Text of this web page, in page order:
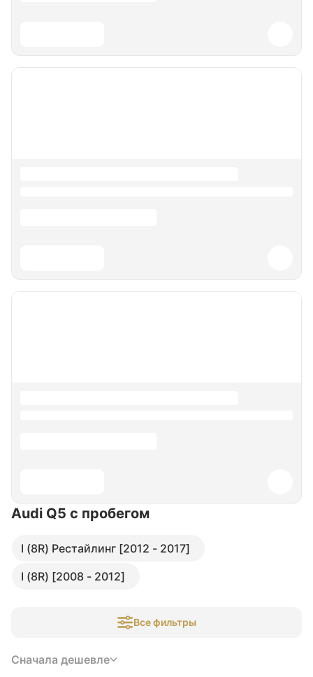
Audi Q5 с пробегом
I (8R) Рестайлинг [2012 - 2017]
I (8R) [2008 - 2012]
Все фильтры
Сначала дешевле